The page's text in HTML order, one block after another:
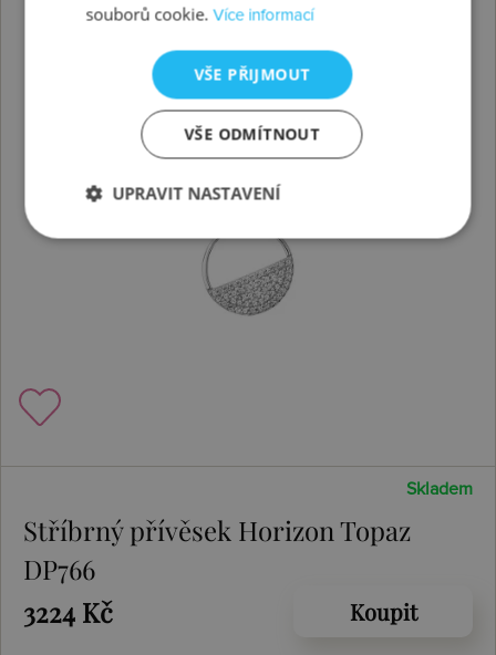
Skladem
Stříbrný přívěsek Horizon Topaz
DP766
3224 Kč
Koupit
souborů cookie.Více informací
VŠE PŘIJMOUT
VŠE ODMÍTNOUT
UPRAVIT NASTAVENÍ